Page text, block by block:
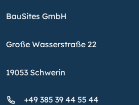
BauSites GmbH
Große Wasserstraße 22
19053 Schwerin
+49 385 39 44 55 44